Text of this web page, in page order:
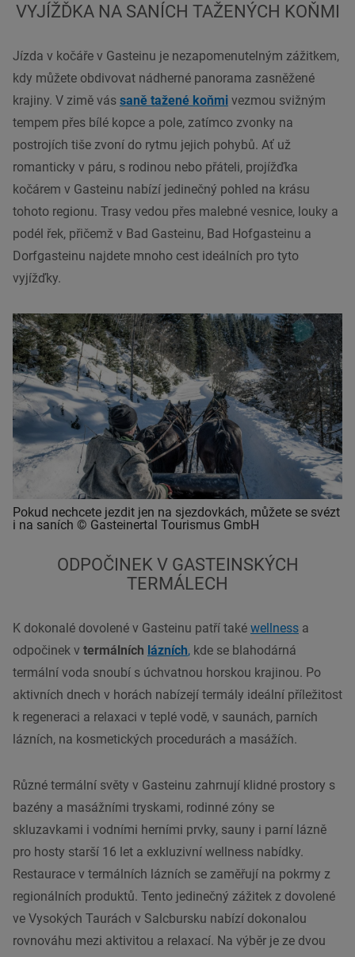
VYJÍŽĎKA NA SANÍCH TAŽENÝCH KOŇMI
Jízda v kočáře v Gasteinu je nezapomenutelným zážitkem,
kdy můžete obdivovat nádherné panorama zasněžené
krajiny. V zimě vás saně tažené koňmi vezmou svižným
tempem přes bílé kopce a pole, zatímco zvonky na
postrojích tiše zvoní do rytmu jejich pohybů. Ať už
romanticky v páru, s rodinou nebo přáteli, projížďka
kočárem v Gasteinu nabízí jedinečný pohled na krásu
tohoto regionu. Trasy vedou přes malebné vesnice, louky a
podél řek, přičemž v Bad Gasteinu, Bad Hofgasteinu a
Dorfgasteinu najdete mnoho cest ideálních pro tyto
vyjížďky.
Pokud nechcete jezdit jen na sjezdovkách, můžete se svézt
i na saních © Gasteinertal Tourismus GmbH
ODPOČINEK V GASTEINSKÝCH
TERMÁLECH
K dokonalé dovolené v Gasteinu patří také wellness a
odpočinek v termálních lázních, kde se blahodárná
termální voda snoubí s úchvatnou horskou krajinou. Po
aktivních dnech v horách nabízejí termály ideální příležitost
k regeneraci a relaxaci v teplé vodě, v saunách, parních
lázních, na kosmetických procedurách a masážích.
Různé termální světy v Gasteinu zahrnují klidné prostory s
bazény a masážními tryskami, rodinné zóny se
skluzavkami i vodními herními prvky, sauny i parní lázně
pro hosty starší 16 let a exkluzivní wellness nabídky.
Restaurace v termálních lázních se zaměřují na pokrmy z
regionálních produktů. Tento jedinečný zážitek z dovolené
ve Vysokých Taurách v Salcbursku nabízí dokonalou
rovnováhu mezi aktivitou a relaxací. Na výběr je ze dvou